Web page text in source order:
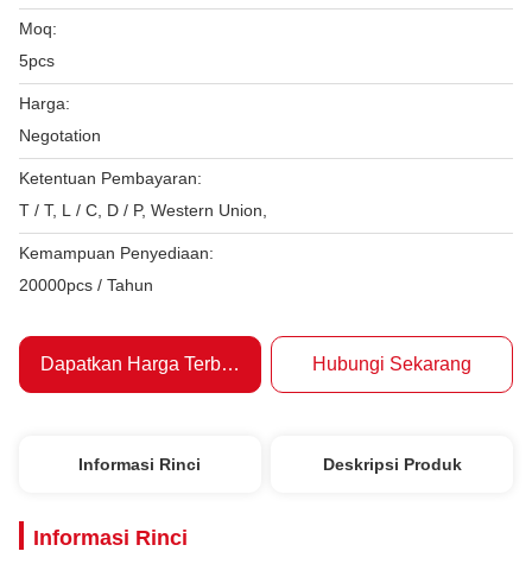
Moq:
5pcs
Harga:
Negotation
Ketentuan Pembayaran:
T / T, L / C, D / P, Western Union,
Kemampuan Penyediaan:
20000pcs / Tahun
Dapatkan Harga Terbaik Hubungi Sekarang
Informasi Rinci Deskripsi Produk
Informasi Rinci